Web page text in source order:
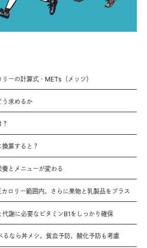
ーの計算式・METs（メッツ）
う求めるか
算すると？
とメニューが変わる
ロリー範囲内。さらに果物と乳製品をプラス
謝に必要なビタミンB1をしっかり確保
るなら丼メシ。貧血予防、酸化予防も考慮